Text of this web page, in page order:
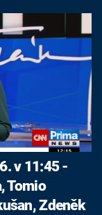
v 11:45 -
Tomio
Zdeněk